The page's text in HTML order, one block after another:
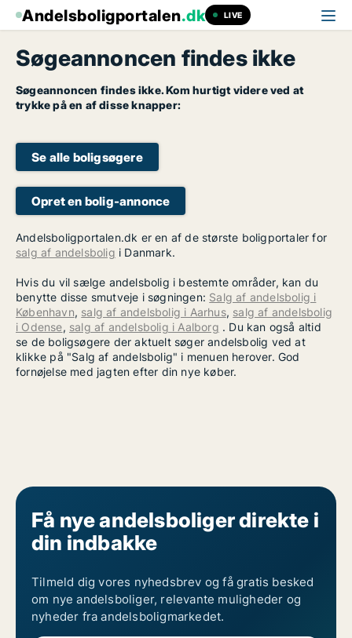
Andelsboligportalen.dk LIVE
Søgeannoncen findes ikke
Søgeannoncen findes ikke. Kom hurtigt videre ved at
trykke på en af disse knapper:
Se alle boligsøgere
Opret en bolig-annonce
Andelsboligportalen.dk er en af de største boligportaler for
salg af andelsbolig i Danmark.
Hvis du vil sælge andelsbolig i bestemte områder, kan du
benytte disse smutveje i søgningen: Salg af andelsbolig i
København, salg af andelsbolig i Aarhus, salg af andelsbolig
i Odense, salg af andelsbolig i Aalborg . Du kan også altid
se de boligsøgere der aktuelt søger andelsbolig ved at
klikke på "Salg af andelsbolig" i menuen herover. God
fornøjelse med jagten efter din nye køber.
Få nye andelsboliger direkte i
din indbakke
Tilmeld dig vores nyhedsbrev og få gratis besked
om nye andelsboliger, relevante muligheder og
nyheder fra andelsboligmarkedet.